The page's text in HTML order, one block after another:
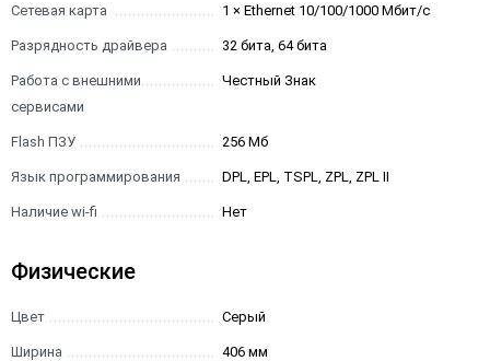
Сетевая карта 1 × Ethernet 10/100/1000 Мбит/с
Разрядность драйвера 32 бита, 64 бита
Работа с внешними
сервисами
Честный Знак
Flash ПЗУ 256 Мб
Язык программирования DPL, EPL, TSPL, ZPL, ZPL II
Наличие wi-fi Нет
Физические
Цвет Серый
Ширина 406 мм